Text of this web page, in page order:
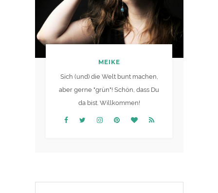
MEIKE
Sich (und) die Welt bunt machen,
aber gerne "grün"! Schön, dass Du
da bist. Willkommen!